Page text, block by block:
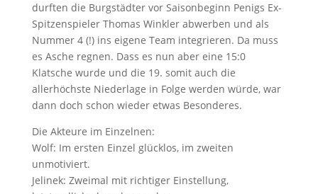
durften die Burgstädter vor Saisonbeginn Penigs Ex-
Spitzenspieler Thomas Winkler abwerben und als
Nummer 4 (!) ins eigene Team integrieren. Da muss
es Asche regnen. Dass es nun aber eine 15:0
Klatsche wurde und die 19. somit auch die
allerhöchste Niederlage in Folge werden würde, war
dann doch schon wieder etwas Besonderes.
Die Akteure im Einzelnen:
Wolf: Im ersten Einzel glücklos, im zweiten
unmotiviert.
Jelinek: Zweimal mit richtiger Einstellung,